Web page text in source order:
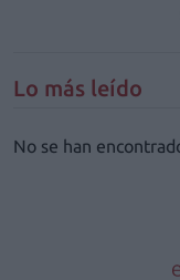
Lo más leído
No se han